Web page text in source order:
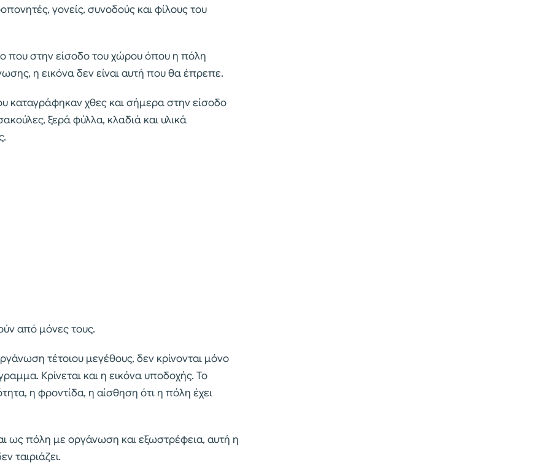
γονείς, συνοδούς και φίλους του
που στην είσοδο του χώρου όπου η πόλη
η εικόνα δεν είναι αυτή που θα έπρεπε.
καταγράφηκαν χθες και σήμερα στην είσοδο
ξερά φύλλα, κλαδιά και υλικά
από μόνες τους.
τέτοιου μεγέθους, δεν κρίνονται μόνο
Κρίνεται και η εικόνα υποδοχής. Το
η φροντίδα, η αίσθηση ότι η πόλη έχει
ως πόλη με οργάνωση και εξωστρέφεια, αυτή η
ταιριάζει.